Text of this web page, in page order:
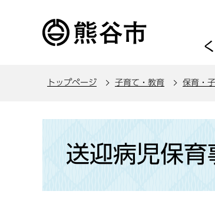
トップページ 子育て・教育 保育・
か
送迎病児保育